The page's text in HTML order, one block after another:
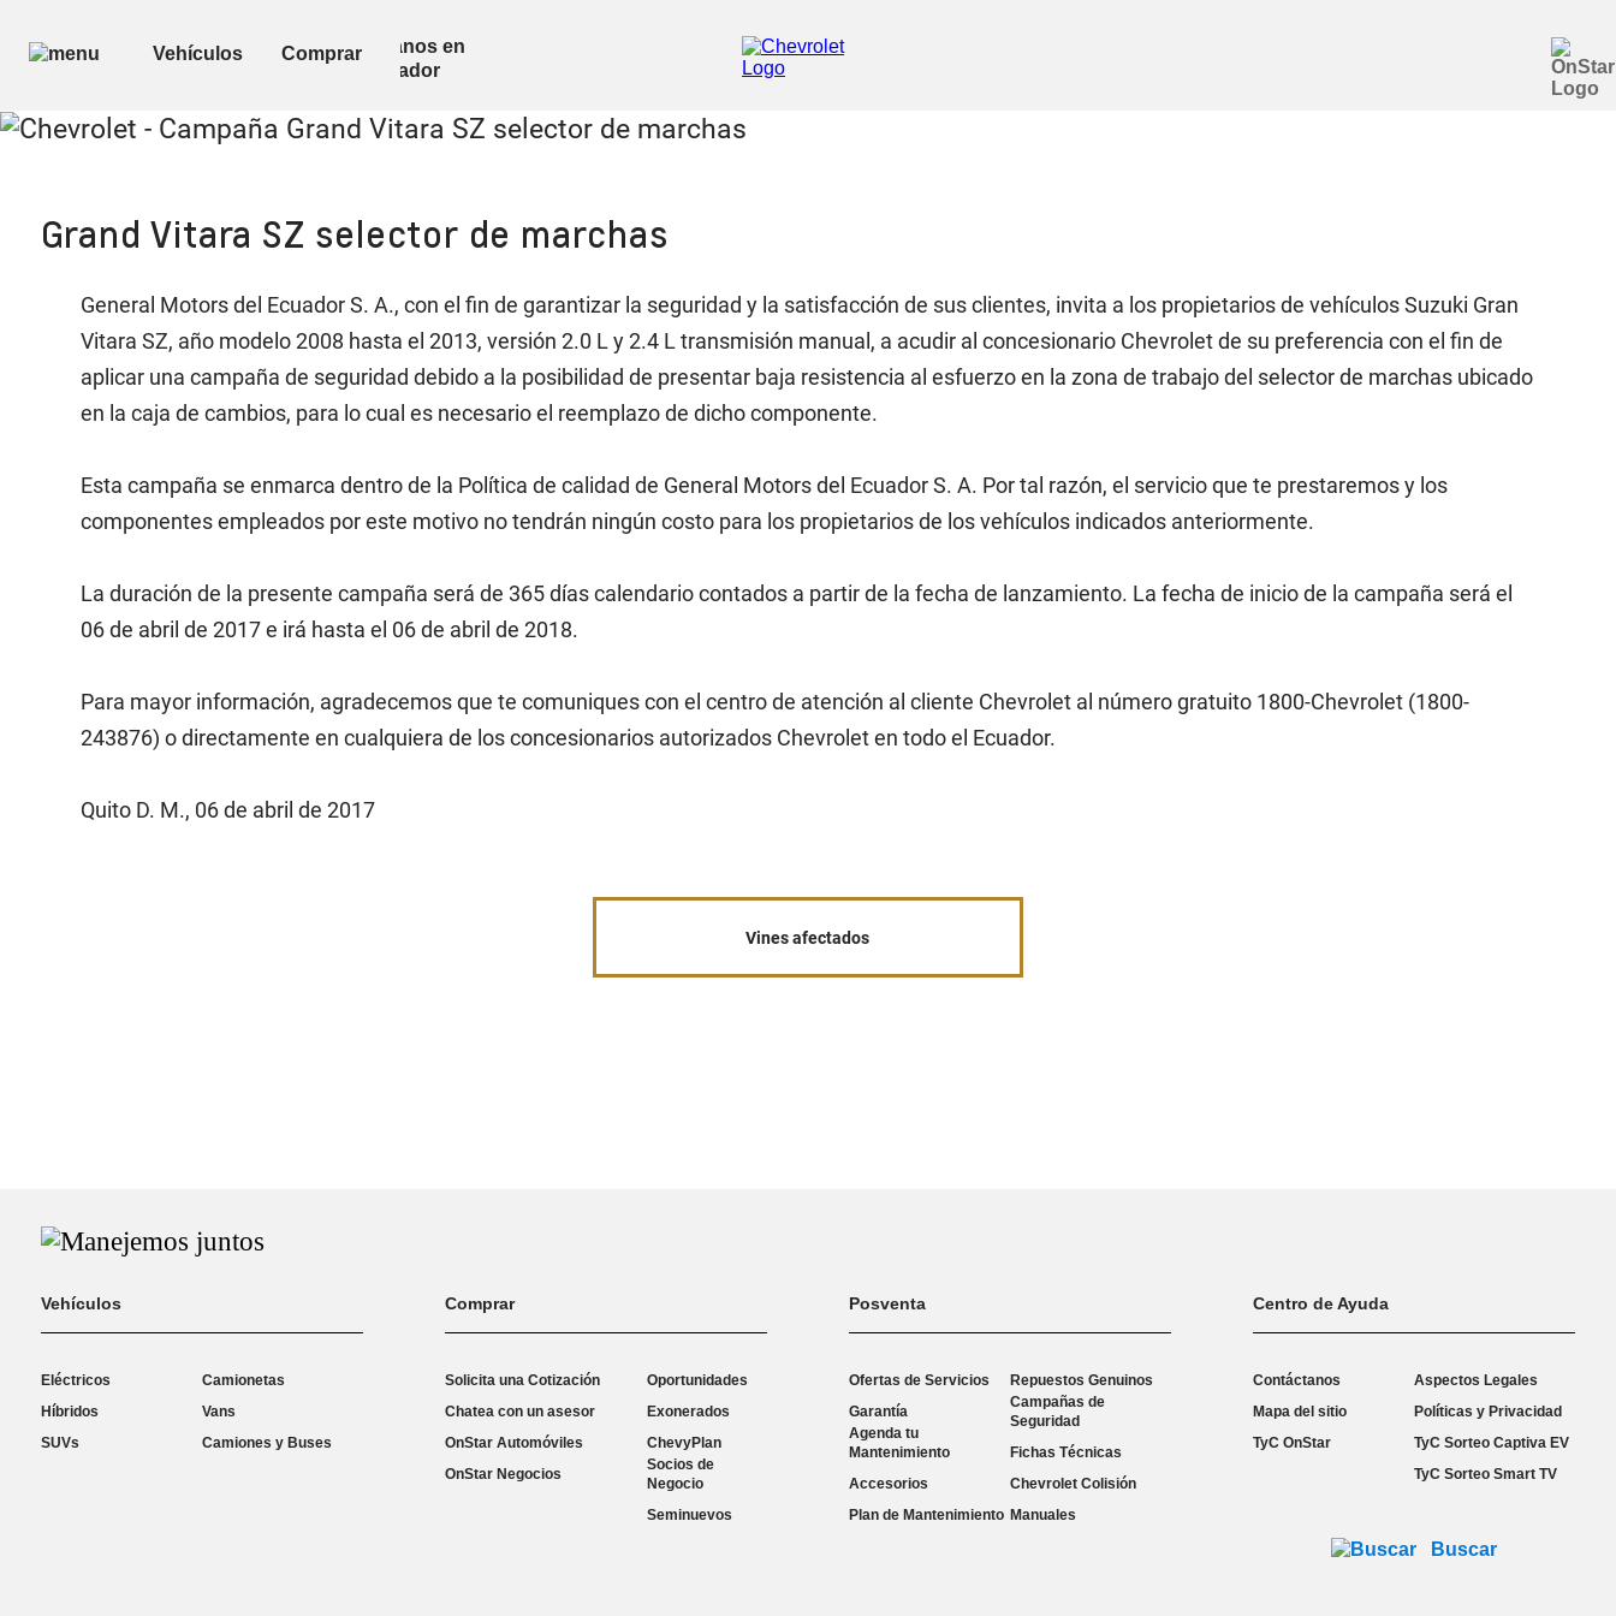
Grand Vitara SZ selector de marchas
General Motors del Ecuador S. A., con el fin de garantizar la seguridad y la satisfacción de sus clientes, invita a los propietarios de vehículos Suzuki Gran
Vitara SZ, año modelo 2008 hasta el 2013, versión 2.0 L y 2.4 L transmisión manual, a acudir al concesionario Chevrolet de su preferencia con el fin de
aplicar una campaña de seguridad debido a la posibilidad de presentar baja resistencia al esfuerzo en la zona de trabajo del selector de marchas ubicado
en la caja de cambios, para lo cual es necesario el reemplazo de dicho componente.
Esta campaña se enmarca dentro de la Política de calidad de General Motors del Ecuador S. A. Por tal razón, el servicio que te prestaremos y los
componentes empleados por este motivo no tendrán ningún costo para los propietarios de los vehículos indicados anteriormente.
La duración de la presente campaña será de 365 días calendario contados a partir de la fecha de lanzamiento. La fecha de inicio de la campaña será el
06 de abril de 2017 e irá hasta el 06 de abril de 2018.
Para mayor información, agradecemos que te comuniques con el centro de atención al cliente Chevrolet al número gratuito 1800-Chevrolet (1800-
243876) o directamente en cualquiera de los concesionarios autorizados Chevrolet en todo el Ecuador.
Quito D. M., 06 de abril de 2017
Vines afectados